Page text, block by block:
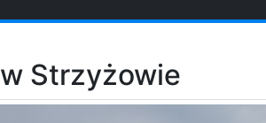
Strzyżowie